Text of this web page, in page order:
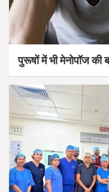
पुरूषों में भी मेनोपॉज की